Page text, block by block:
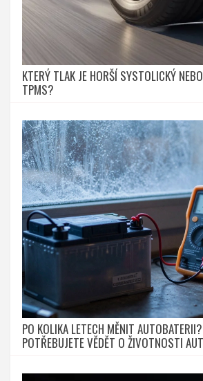
KTERÝ TLAK JE HORŠÍ SYSTOLICKÝ
TPMS?
PO KOLIKA LETECH MĚNIT
POTŘEBUJETE VĚDĚT O ŽIVOTNOSTI